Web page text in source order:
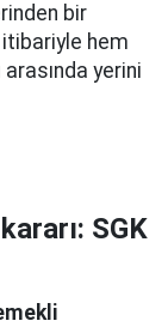
bir
hem
yerini
SGK